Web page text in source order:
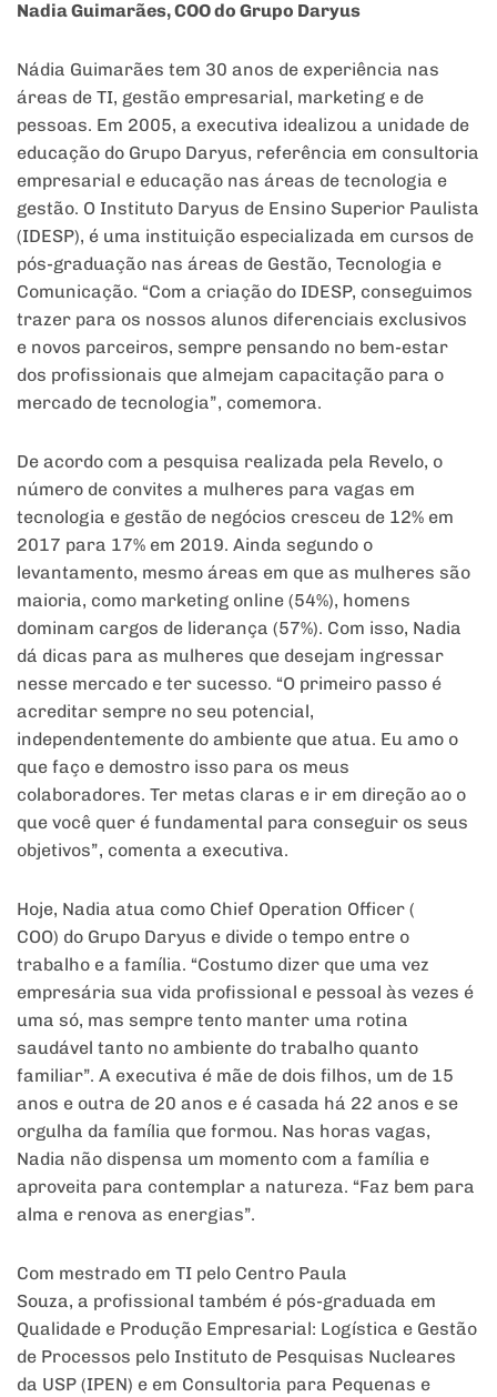
Nadia Guimarães, COO do Grupo Daryus
Nádia Guimarães tem 30 anos de experiência nas
áreas de TI, gestão empresarial, marketing e de
pessoas. Em 2005, a executiva idealizou a unidade de
educação do Grupo Daryus, referência em consultoria
empresarial e educação nas áreas de tecnologia e
gestão. O Instituto Daryus de Ensino Superior Paulista
(IDESP), é uma instituição especializada em cursos de
pós-graduação nas áreas de Gestão, Tecnologia e
Comunicação. “Com a criação do IDESP, conseguimos
trazer para os nossos alunos diferenciais exclusivos
e novos parceiros, sempre pensando no bem-estar
dos profissionais que almejam capacitação para o
mercado de tecnologia”, comemora.
De acordo com a pesquisa realizada pela Revelo, o
número de convites a mulheres para vagas em
tecnologia e gestão de negócios cresceu de 12% em
2017 para 17% em 2019. Ainda segundo o
levantamento, mesmo áreas em que as mulheres são
maioria, como marketing online (54%), homens
dominam cargos de liderança (57%). Com isso, Nadia
dá dicas para as mulheres que desejam ingressar
nesse mercado e ter sucesso. “O primeiro passo é
acreditar sempre no seu potencial,
independentemente do ambiente que atua. Eu amo o
que faço e demostro isso para os meus
colaboradores. Ter metas claras e ir em direção ao o
que você quer é fundamental para conseguir os seus
objetivos”, comenta a executiva.
Hoje, Nadia atua como Chief Operation Officer (
COO) do Grupo Daryus e divide o tempo entre o
trabalho e a família. “Costumo dizer que uma vez
empresária sua vida profissional e pessoal às vezes é
uma só, mas sempre tento manter uma rotina
saudável tanto no ambiente do trabalho quanto
familiar”. A executiva é mãe de dois filhos, um de 15
anos e outra de 20 anos e é casada há 22 anos e se
orgulha da família que formou. Nas horas vagas,
Nadia não dispensa um momento com a família e
aproveita para contemplar a natureza. “Faz bem para
alma e renova as energias”.
Com mestrado em TI pelo Centro Paula
Souza, a profissional também é pós-graduada em
Qualidade e Produção Empresarial: Logística e Gestão
de Processos pelo Instituto de Pesquisas Nucleares
da USP (IPEN) e em Consultoria para Pequenas e